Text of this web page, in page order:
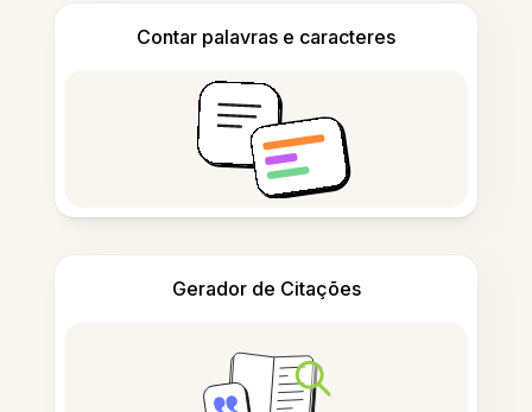
Contar palavras e caracteres
Gerador de Citações